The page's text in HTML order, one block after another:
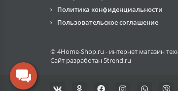
Политика конфиденциальности
Пользовательское соглашение
© 4Home-Shop.ru - интернет магазин
Сайт разработан 5trend.ru